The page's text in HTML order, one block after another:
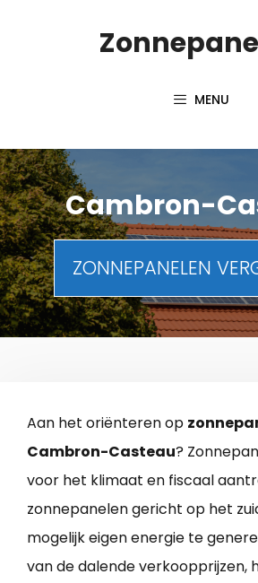
MENU
Cambron-
ZONNEPANELEN
Aan het oriënteren op
Cambron-Casteau?
voor het klimaat en fiscaal
zonnepanelen gericht op het
mogelijk eigen energie te
van de dalende verkoopprijzen,